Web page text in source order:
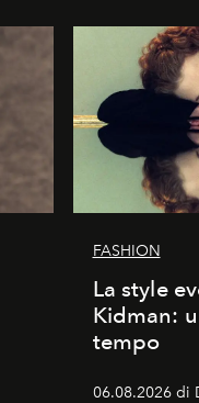
FASHION
La style
Kidman:
tempo
06.08.2026 di